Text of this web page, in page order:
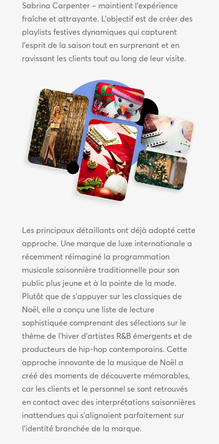
Sabrina Carpenter – maintient l’expérience
fraîche et attrayante. L’objectif est de créer des
playlists festives dynamiques qui capturent
l’esprit de la saison tout en surprenant et en
ravissant les clients tout au long de leur visite.
Les principaux détaillants ont déjà adopté cette
approche. Une marque de luxe internationale a
récemment réimaginé la programmation
musicale saisonnière traditionnelle pour son
public plus jeune et à la pointe de la mode.
Plutôt que de s’appuyer sur les classiques de
Noël, elle a conçu une liste de lecture
sophistiquée comprenant des sélections sur le
thème de l’hiver d’artistes R&B émergents et de
producteurs de hip-hop contemporains. Cette
approche innovante de la musique de Noël a
créé des moments de découverte mémorables,
car les clients et le personnel se sont retrouvés
en contact avec des interprétations saisonnières
inattendues qui s’alignaient parfaitement sur
l’identité branchée de la marque.